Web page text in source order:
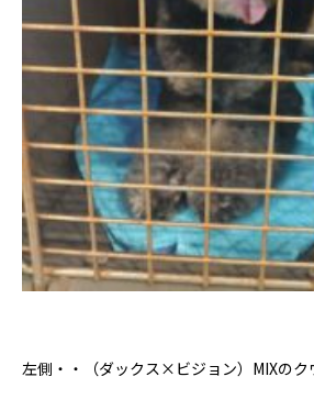
左側・・（ダックス×ビジョン）MIXのク